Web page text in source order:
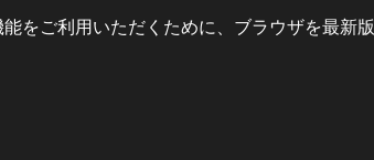
をご利用いただくために、ブラウザを最新